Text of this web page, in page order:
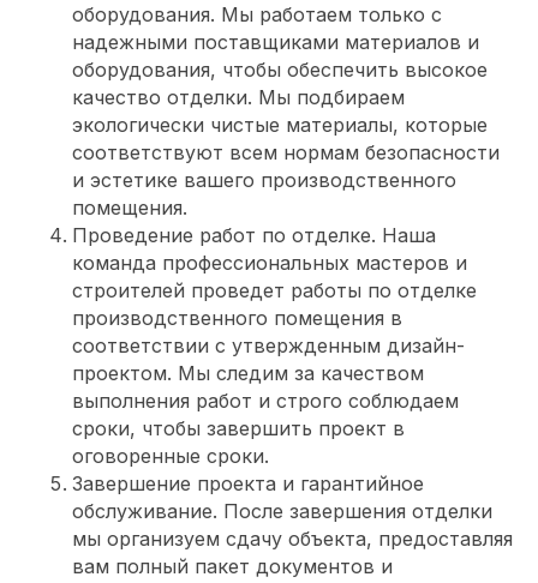
оборудования. Мы работаем только с
надежными поставщиками материалов и
оборудования, чтобы обеспечить высокое
качество отделки. Мы подбираем
экологически чистые материалы, которые
соответствуют всем нормам безопасности
и эстетике вашего производственного
помещения.
Проведение работ по отделке. Наша
команда профессиональных мастеров и
строителей проведет работы по отделке
производственного помещения в
соответствии с утвержденным дизайн-
проектом. Мы следим за качеством
выполнения работ и строго соблюдаем
сроки, чтобы завершить проект в
оговоренные сроки.
Завершение проекта и гарантийное
обслуживание. После завершения отделки
мы организуем сдачу объекта, предоставляя
вам полный пакет документов и